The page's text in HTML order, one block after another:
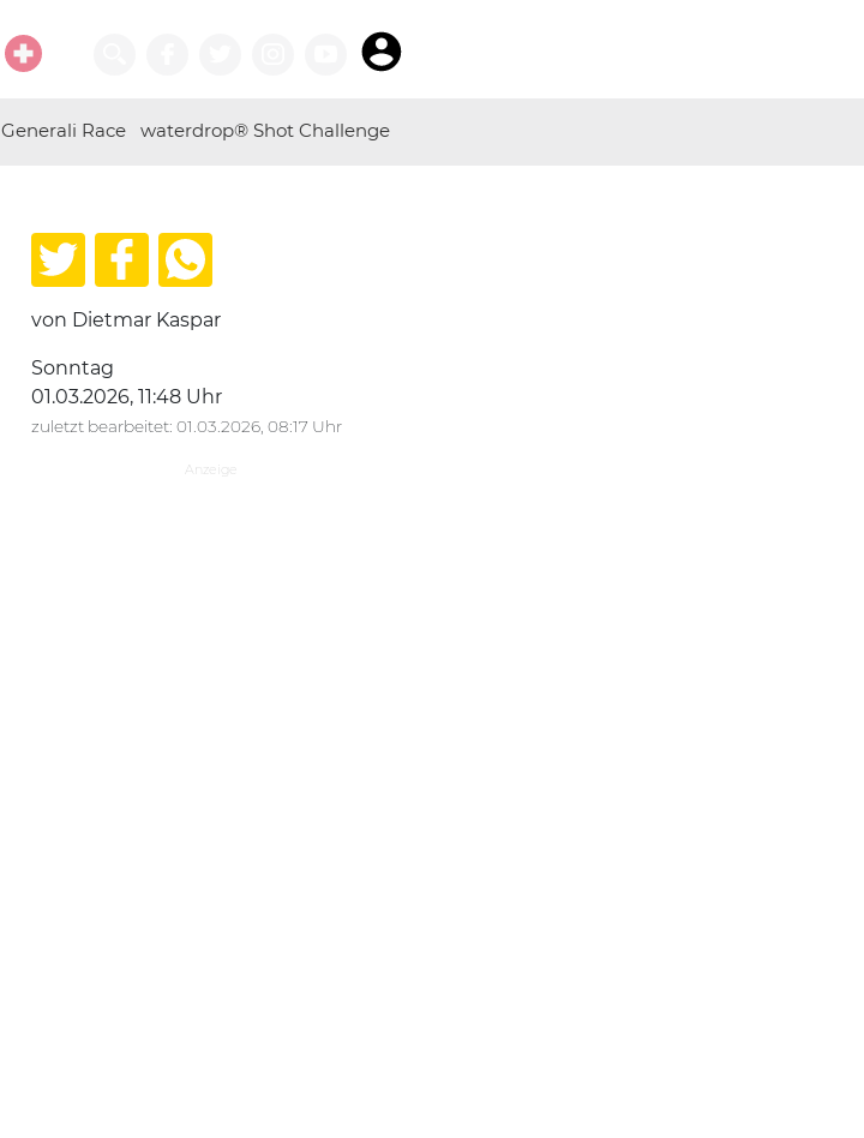
Generali Race waterdrop® Shot Challenge
von Dietmar Kaspar
Sonntag
01.03.2026, 11:48 Uhr
zuletzt bearbeitet: 01.03.2026, 08:17 Uhr